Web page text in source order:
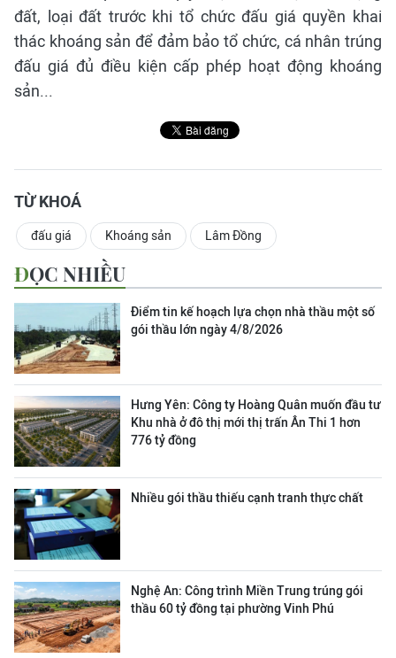
đất, loại đất trước khi tổ chức đấu giá quyền khai
thác khoáng sản để đảm bảo tổ chức, cá nhân trúng
đấu giá đủ điều kiện cấp phép hoạt động khoáng
sản...
TỪ KHOÁ
đấu giá Khoáng sản Lâm Đồng
ĐỌC NHIỀU
Điểm tin kế hoạch lựa chọn nhà thầu một số
gói thầu lớn ngày 4/8/2026
Hưng Yên: Công ty Hoàng Quân muốn đầu tư
Khu nhà ở đô thị mới thị trấn Ân Thi 1 hơn
776 tỷ đồng
Nhiều gói thầu thiếu cạnh tranh thực chất
Nghệ An: Công trình Miền Trung trúng gói
thầu 60 tỷ đồng tại phường Vinh Phú